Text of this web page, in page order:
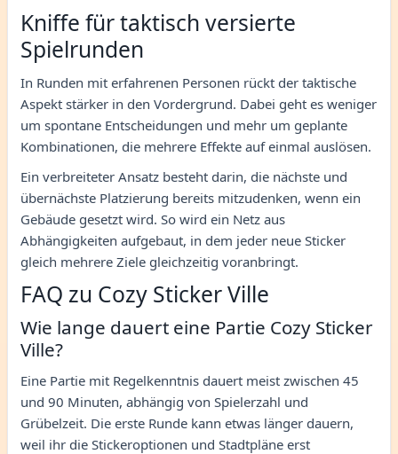
Kniffe für taktisch versierte
Spielrunden
In Runden mit erfahrenen Personen rückt der taktische
Aspekt stärker in den Vordergrund. Dabei geht es weniger
um spontane Entscheidungen und mehr um geplante
Kombinationen, die mehrere Effekte auf einmal auslösen.
Ein verbreiteter Ansatz besteht darin, die nächste und
übernächste Platzierung bereits mitzudenken, wenn ein
Gebäude gesetzt wird. So wird ein Netz aus
Abhängigkeiten aufgebaut, in dem jeder neue Sticker
gleich mehrere Ziele gleichzeitig voranbringt.
FAQ zu Cozy Sticker Ville
Wie lange dauert eine Partie Cozy Sticker
Ville?
Eine Partie mit Regelkenntnis dauert meist zwischen 45
und 90 Minuten, abhängig von Spielerzahl und
Grübelzeit. Die erste Runde kann etwas länger dauern,
weil ihr die Stickeroptionen und Stadtpläne erst